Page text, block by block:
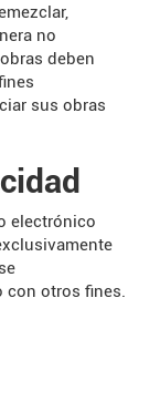
no
deben
sus obras
electrónico
con otros fines.